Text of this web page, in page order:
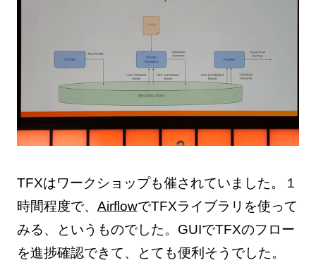
TFXはワークショップも催されていました。１
時間程度で、 AirflowでTFXライブラリを使って
みる、というものでした。GUIでTFXのフロー
を進捗確認できて、とても便利そうでした。